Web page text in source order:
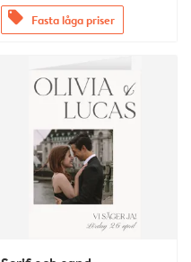
offers Fasta låga priser